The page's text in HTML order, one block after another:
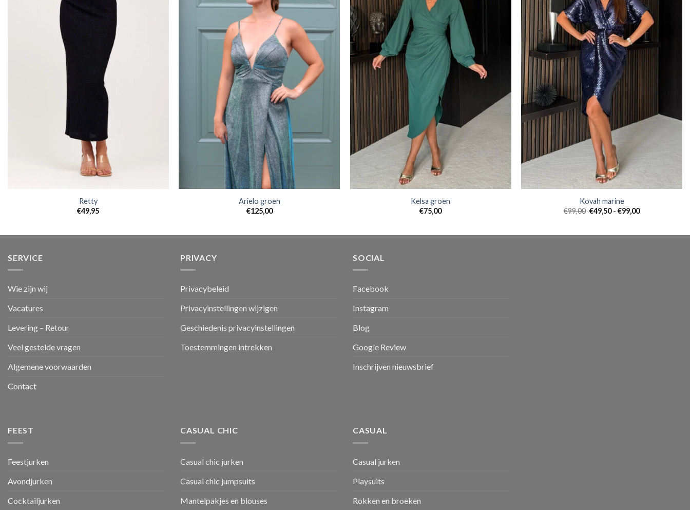
Retty
€49,95
Arielo groen
€125,00
Kelsa groen
€75,00
Kovah marine
€99,00 €49,50 - €99,00Prijsklasse:
SERVICE
Wie zijn wij
Vacatures
Levering – Retour
Veel gestelde vragen
Algemene voorwaarden
Contact
PRIVACY
Privacybeleid
Privacyinstellingen wijzigen
Geschiedenis privacyinstellingen
Toestemmingen intrekken
SOCIAL
Facebook
Instagram
Blog
Google Review
Inschrijven nieuwsbrief
FEEST
Feestjurken
Avondjurken
Cocktailjurken
CASUAL CHIC
Casual chic jurken
Casual chic jumpsuits
Mantelpakjes en blouses
CASUAL
Casual jurken
Playsuits
Rokken en broeken